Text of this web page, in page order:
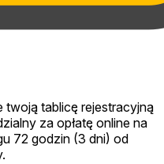
twoją tablicę rejestracyjną
za opłatę online na
72 godzin (3 dni) od